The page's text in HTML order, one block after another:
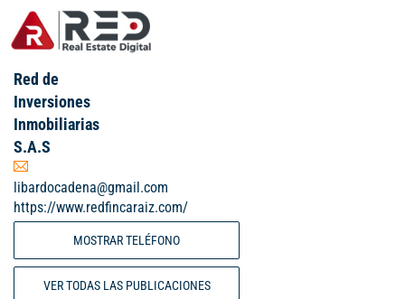
Red de
Inversiones
Inmobiliarias
S.A.S
libardocadena@gmail.com
https://www.redfincaraiz.com/
MOSTRAR TELÉFONO
VER TODAS LAS PUBLICACIONES